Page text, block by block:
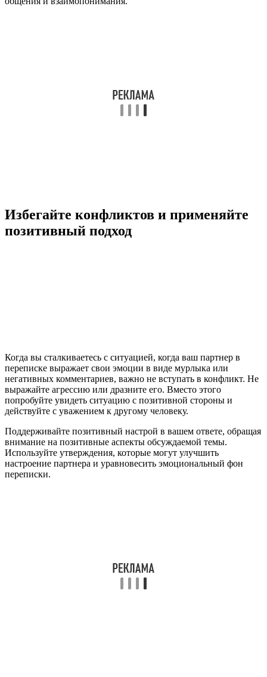
Избегайте конфликтов и применяйте
позитивный подход
Когда вы сталкиваетесь с ситуацией, когда ваш партнер в
переписке выражает свои эмоции в виде мурлыка или
негативных комментариев, важно не вступать в конфликт. Не
выражайте агрессию или дразните его. Вместо этого
попробуйте увидеть ситуацию с позитивной стороны и
действуйте с уважением к другому человеку.
Поддерживайте позитивный настрой в вашем ответе, обращая
внимание на позитивные аспекты обсуждаемой темы.
Используйте утверждения, которые могут улучшить
настроение партнера и уравновесить эмоциональный фон
переписки.